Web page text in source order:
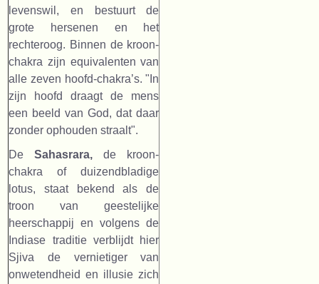
levenswil, en bestuurt de
grote hersenen en het
rechteroog. Binnen de kroon-
chakra zijn equivalenten van
alle zeven hoofd-chakra’s. "In
zijn hoofd draagt de mens
een beeld van God, dat daar
zonder ophouden straalt".
De Sahasrara,de kroon-
chakra of duizendbladige
lotus, staat bekend als de
troon van geestelijke
heerschappij en volgens de
Indiase traditie verblijdt hier
Sjiva de vernietiger van
onwetendheid en illusie zich